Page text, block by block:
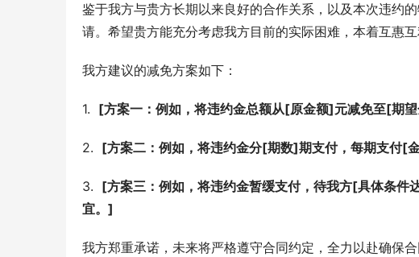
鉴于我方与贵方长期以来良好的合作关系，以及本次违约
请。希望贵方能充分考虑我方目前的实际困难，本着互惠
我方建议的减免方案如下：
1. [方案一：例如，将违约金总额从[原金额]元减免至[期
2. [方案二：例如，将违约金分[期数]期支付，每期支付[
3. [方案三：例如，将违约金暂缓支付，待我方[具体条
宜。]
我方郑重承诺，未来将严格遵守合同约定，全力以赴确保